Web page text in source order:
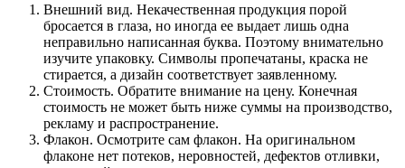
Внешний вид. Некачественная продукция порой
бросается в глаза, но иногда ее выдает лишь одна
неправильно написанная буква. Поэтому внимательно
изучите упаковку. Символы пропечатаны, краска не
стирается, а дизайн соответствует заявленному.
Стоимость. Обратите внимание на цену. Конечная
стоимость не может быть ниже суммы на производство,
рекламу и распространение.
Флакон. Осмотрите сам флакон. На оригинальном
флаконе нет потеков, неровностей, дефектов отливки,